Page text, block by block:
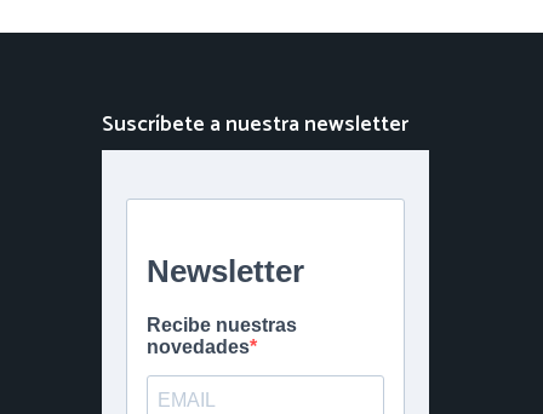
Suscríbete a nuestra newsletter